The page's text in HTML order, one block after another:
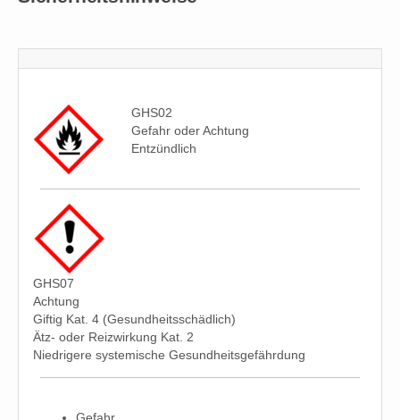
GHS02
Gefahr oder Achtung
Entzündlich
GHS07
Achtung
Giftig Kat. 4 (Gesundheitsschädlich)
Ätz- oder Reizwirkung Kat. 2
Niedrigere systemische Gesundheitsgefährdung